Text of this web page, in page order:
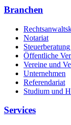
Branchen
Notariat
Öffentliche
Vereine und
Unternehmen
Referendariat
Studium und
Services